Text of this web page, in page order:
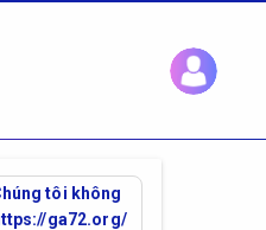
tôi không
ga72.org/